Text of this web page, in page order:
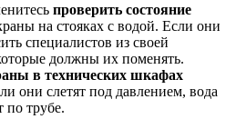
проверить состояние
на стояках с водой. Если они
специалистов из своей
должны их поменять.
в технических шкафах
они слетят под давлением, вода
по трубе.